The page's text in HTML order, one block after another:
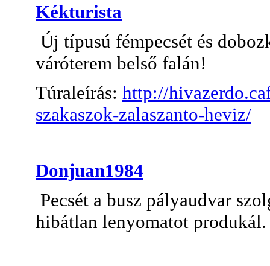
Kékturista
Új típusú fémpecsét és
váróterem belső falán!
Túraleírás: http://
szakaszok-zalaszanto-heviz/
Donjuan1984
Pecsét a busz pályaudvar
hibátlan lenyomatot produkál.